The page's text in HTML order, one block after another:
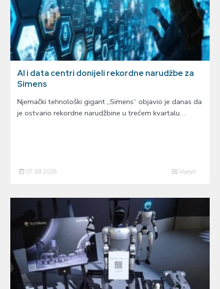
AI i data centri donijeli rekordne narudžbe za
Simens
Njemački tehnološki gigant „Simens“ objavio je danas da
je ostvario rekordne narudžbine u trećem kvartalu…
07.08.2026 Vijesti